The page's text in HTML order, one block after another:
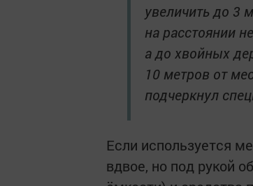
увеличить до 3
на расстоянии
а до хвойных
10 метров от
подчеркнул
Если используется
вдвое, но под рукой